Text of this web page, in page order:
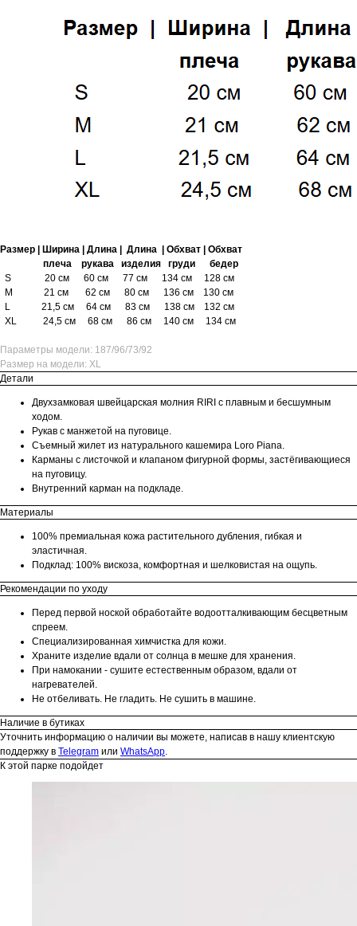
Размер | Ширина | Длина | Длина | Обхват | Обхват
плеча рукава изделия груди бедер
S 20 см 60 см 77 см 134 см 128 см
M 21 см 62 см 80 см 136 см 130 см
L 21,5 см 64 см 83 см 138 см 132 см
XL 24,5 см 68 см 86 см 140 см 134 см
Параметры модели: 187/96/73/92
Размер на модели: XL
Детали
Двухзамковая швейцарская молния RIRI с плавным и бесшумным
ходом.
Рукав с манжетой на пуговице.
Съемный жилет из натурального кашемира Loro Piana.
Карманы с листочкой и клапаном фигурной формы, застёгивающиеся
на пуговицу.
Внутренний карман на подкладе.
Материалы
100% премиальная кожа растительного дубления, гибкая и
эластичная.
Подклад: 100% вискоза, комфортная и шелковистая на ощупь.
Рекомендации по уходу
Перед первой ноской обработайте водоотталкивающим бесцветным
спреем.
Специализированная химчистка для кожи.
Храните изделие вдали от солнца в мешке для хранения.
При намокании - сушите естественным образом, вдали от
нагревателей.
Не отбеливать. Не гладить. Не сушить в машине.
Наличие в бутиках
Уточнить информацию о наличии вы можете, написав в нашу клиентскую
поддержку в Telegram или WhatsApp
К этой парке подойдет